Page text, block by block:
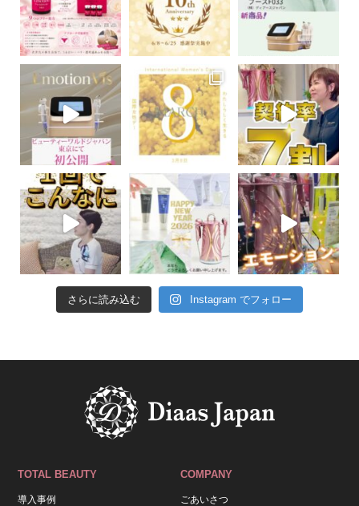
さらに読み込む Instagram でフォロー
TOTAL BEAUTY
導入事例
COMPANY
ごあいさつ